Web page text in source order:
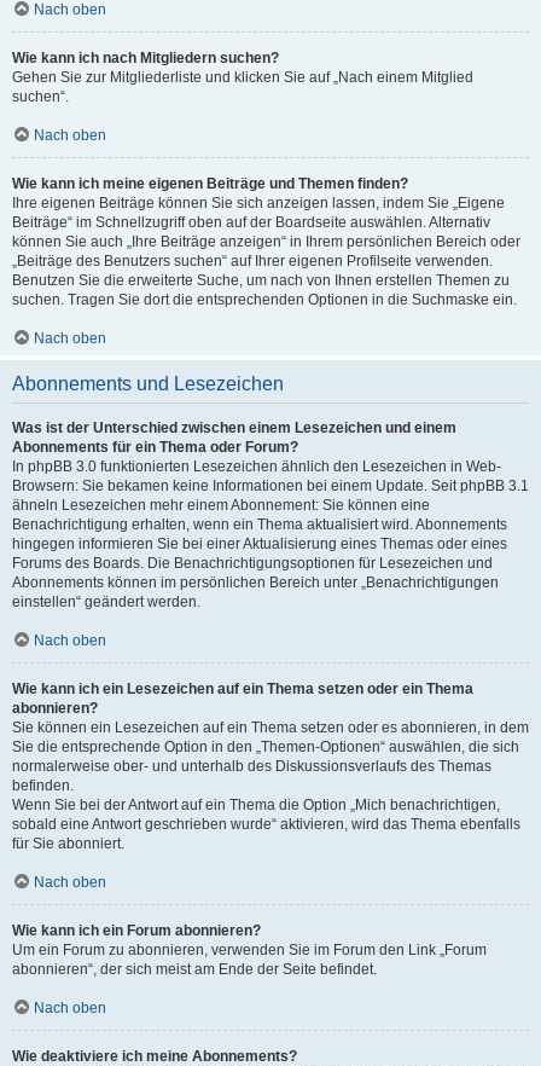
Nach oben
Wie kann ich nach Mitgliedern suchen?
Gehen Sie zur Mitgliederliste und klicken Sie auf „Nach einem Mitglied
suchen“.
Nach oben
Wie kann ich meine eigenen Beiträge und Themen finden?
Ihre eigenen Beiträge können Sie sich anzeigen lassen, indem Sie „Eigene
Beiträge“ im Schnellzugriff oben auf der Boardseite auswählen. Alternativ
können Sie auch „Ihre Beiträge anzeigen“ in Ihrem persönlichen Bereich oder
„Beiträge des Benutzers suchen“ auf Ihrer eigenen Profilseite verwenden.
Benutzen Sie die erweiterte Suche, um nach von Ihnen erstellen Themen zu
suchen. Tragen Sie dort die entsprechenden Optionen in die Suchmaske ein.
Nach oben
Abonnements und Lesezeichen
Was ist der Unterschied zwischen einem Lesezeichen und einem
Abonnements für ein Thema oder Forum?
In phpBB 3.0 funktionierten Lesezeichen ähnlich den Lesezeichen in Web-
Browsern: Sie bekamen keine Informationen bei einem Update. Seit phpBB 3.1
ähneln Lesezeichen mehr einem Abonnement: Sie können eine
Benachrichtigung erhalten, wenn ein Thema aktualisiert wird. Abonnements
hingegen informieren Sie bei einer Aktualisierung eines Themas oder eines
Forums des Boards. Die Benachrichtigungsoptionen für Lesezeichen und
Abonnements können im persönlichen Bereich unter „Benachrichtigungen
einstellen“ geändert werden.
Nach oben
Wie kann ich ein Lesezeichen auf ein Thema setzen oder ein Thema
abonnieren?
Sie können ein Lesezeichen auf ein Thema setzen oder es abonnieren, in dem
Sie die entsprechende Option in den „Themen-Optionen“ auswählen, die sich
normalerweise ober- und unterhalb des Diskussionsverlaufs des Themas
befinden.
Wenn Sie bei der Antwort auf ein Thema die Option „Mich benachrichtigen,
sobald eine Antwort geschrieben wurde“ aktivieren, wird das Thema ebenfalls
für Sie abonniert.
Nach oben
Wie kann ich ein Forum abonnieren?
Um ein Forum zu abonnieren, verwenden Sie im Forum den Link „Forum
abonnieren“, der sich meist am Ende der Seite befindet.
Nach oben
Wie deaktiviere ich meine Abonnements?